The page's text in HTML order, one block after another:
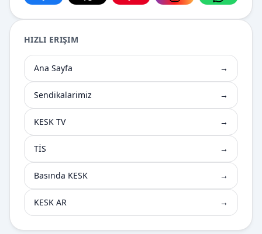
Facebook üzerinden paylaş
X üzerinden paylaş
Pinterest üzerinden paylaş
Instagram
HIZLI ERIŞIM
Ana Sayfa →
Sendikalarimiz →
KESK TV →
TİS →
Basında KESK →
KESK AR →